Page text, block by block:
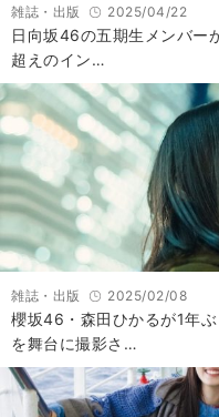
雑誌・出版 2025/04/22
日向坂46の五期生メンバ
超えのイン…
雑誌・出版 2025/02/08
櫻坂46・森田ひかるが1年
を舞台に撮影さ…